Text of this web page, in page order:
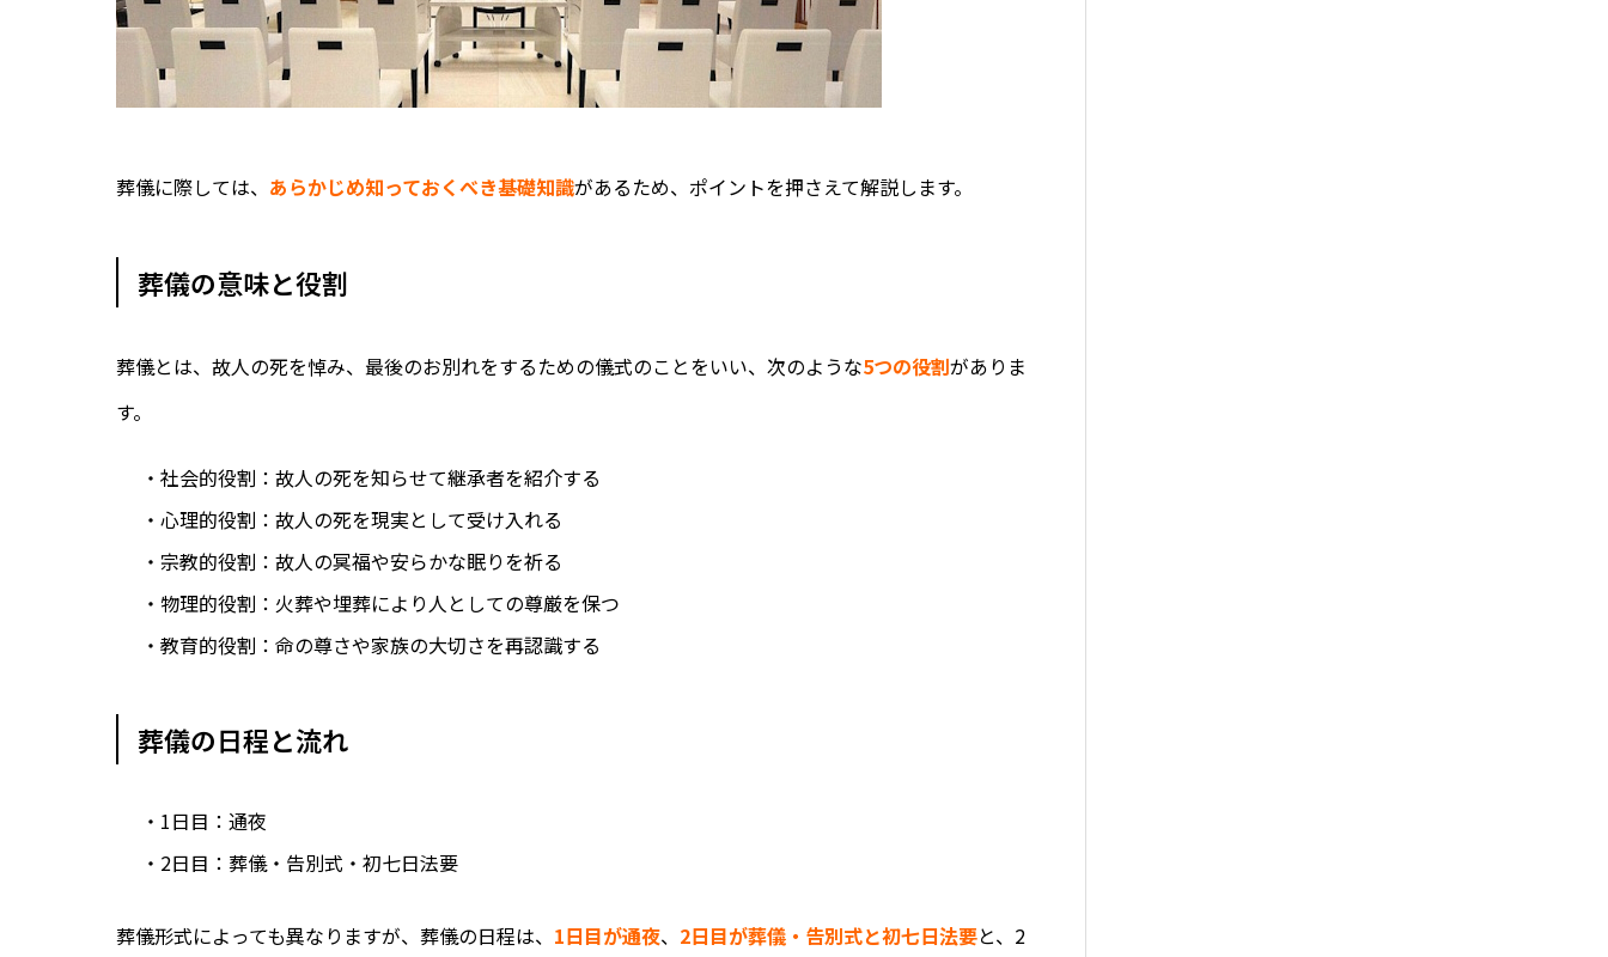
葬儀に際しては、 あらかじめ知っておくべき基礎知識があるため、ポイントを押さえて解説します。
葬儀の意味と役割
葬儀とは、故人の死を悼み、最後のお別れをするための儀式のことをいい、次のような5つの役割がありま
す。
・社会的役割：故人の死を知らせて継承者を紹介する
・心理的役割：故人の死を現実として受け入れる
・宗教的役割：故人の冥福や安らかな眠りを祈る
・物理的役割：火葬や埋葬により人としての尊厳を保つ
・教育的役割：命の尊さや家族の大切さを再認識する
葬儀の日程と流れ
・1日目：通夜
・2日目：葬儀・告別式・初七日法要
葬儀形式によっても異なりますが、葬儀の日程は、 1日目が通夜、 2日目が葬儀・告別式と初七日法要と、2